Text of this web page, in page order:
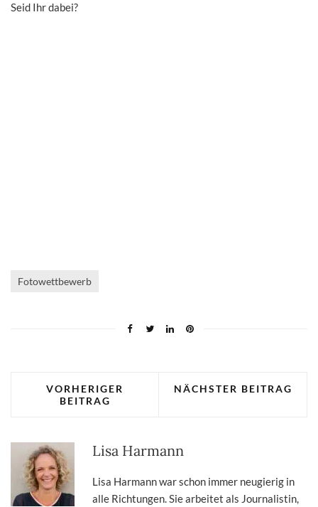
Seid Ihr dabei?
Fotowettbewerb
VORHERIGER
BEITRAG
NÄCHSTER BEITRAG
Lisa Harmann
Lisa Harmann war schon immer neugierig in
alle Richtungen. Sie arbeitet als Journalistin,